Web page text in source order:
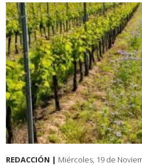
REDACCIÓN | Miércoles, 19 de